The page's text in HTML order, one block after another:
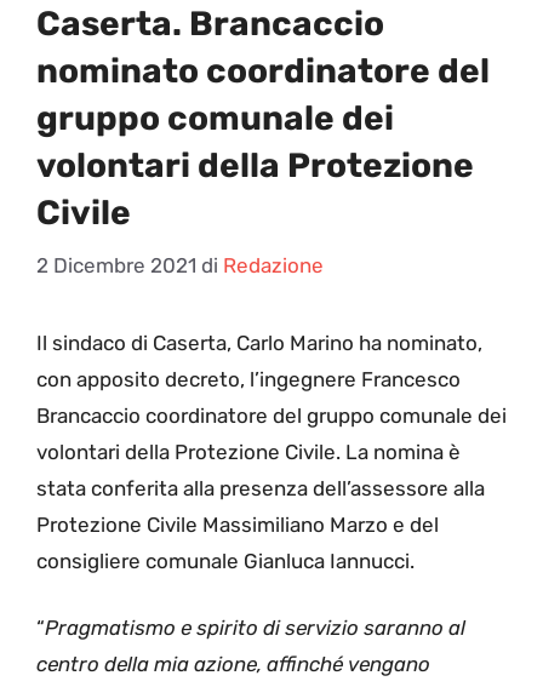
Caserta. Brancaccio
nominato coordinatore del
gruppo comunale dei
volontari della Protezione
Civile
2 Dicembre 2021 di Redazione
Il sindaco di Caserta, Carlo Marino ha nominato,
con apposito decreto, l’ingegnere Francesco
Brancaccio coordinatore del gruppo comunale dei
volontari della Protezione Civile. La nomina è
stata conferita alla presenza dell’assessore alla
Protezione Civile Massimiliano Marzo e del
consigliere comunale Gianluca Iannucci.
“Pragmatismo e spirito di servizio saranno al
centro della mia azione, affinché vengano